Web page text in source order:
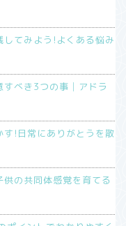
てみよう!よくある悩み
すべき3つの事│アドラ
す!日常にありがとうを散
の共同体感覚を育てる